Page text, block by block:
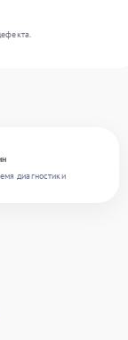
диагностики